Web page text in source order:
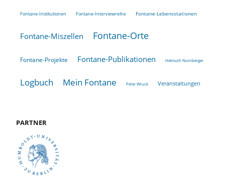
Fontane-Institutionen Fontane-Interviewreihe Fontane-Lebensstationen
Fontane-Miszellen Fontane-Orte
Fontane-Projekte Fontane-Publikationen Helmuth Nürnberger
Logbuch Mein Fontane Peter Wruck Veranstaltungen
PARTNER